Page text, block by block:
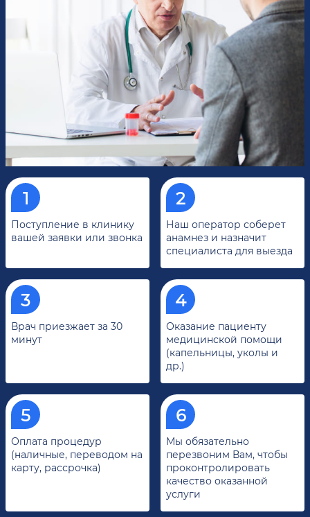
Поступление в клинику
вашей заявки или звонка
Наш оператор соберет
анамнез и назначит
специалиста для выезда
Врач приезжает за 30
минут
Оказание пациенту
медицинской помощи
(капельницы, уколы и
др.)
Оплата процедур
(наличные, переводом на
карту, рассрочка)
Мы обязательно
перезвоним Вам, чтобы
проконтролировать
качество оказанной
услуги